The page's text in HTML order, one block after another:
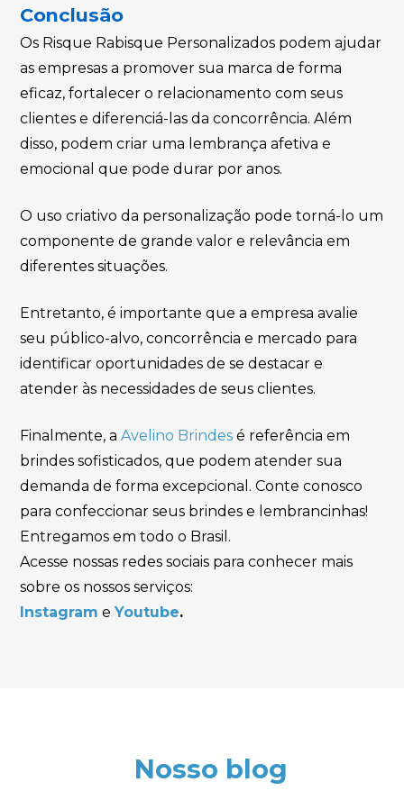
Conclusão
Os Risque Rabisque Personalizados podem ajudar
as empresas a promover sua marca de forma
eficaz, fortalecer o relacionamento com seus
clientes e diferenciá-las da concorrência. Além
disso, podem criar uma lembrança afetiva e
emocional que pode durar por anos.
O uso criativo da personalização pode torná-lo um
componente de grande valor e relevância em
diferentes situações.
Entretanto, é importante que a empresa avalie
seu público-alvo, concorrência e mercado para
identificar oportunidades de se destacar e
atender às necessidades de seus clientes.
Finalmente, aAvelino Brindes é referência em
brindes sofisticados, que podem atender sua
demanda de forma excepcional. Conte conosco
para confeccionar seus brindes e lembrancinhas!
Entregamos em todo o Brasil.
Acesse nossas redes sociais para conhecer mais
sobre os nossos serviços:
Instagram eYoutube.
Nosso blog